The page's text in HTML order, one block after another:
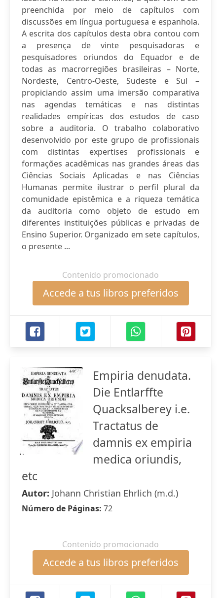
preenchida por meio de capítulos com
discussões em língua portuguesa e espanhola.
A escrita dos capítulos desta obra contou com
a presença de vinte pesquisadoras e
pesquisadores oriundos do Equador e de
todas as macrorregiões brasileiras – Norte,
Nordeste, Centro-Oeste, Sudeste e Sul –
propiciando assim uma imersão comparativa
nas agendas temáticas e nas distintas
realidades empíricas dos estudos de caso
sobre a auditoria. O trabalho colaborativo
desenvolvido por este grupo de profissionais
com distintas expertises profissionais e
formações acadêmicas nas grandes áreas das
Ciências Sociais Aplicadas e nas Ciências
Humanas permite ilustrar o perfil plural da
comunidade epistêmica e a riqueza temática
da auditoria como objeto de estudo em
diferentes instituições públicas e privadas de
Ensino Superior. Organizado em sete capítulos,
o presente ...
Contenido promocionado
Accede a tus libros preferidos
Empiria denudata.
Die Entlarffte
Quacksalberey i.e.
Tractatus de
damnis ex empiria
medica oriundis,
etc
Autor: Johann Christian Ehrlich (m.d.)
Número de Páginas: 72
Contenido promocionado
Accede a tus libros preferidos